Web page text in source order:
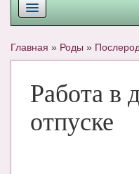
НОВОРОЖДЕННЫЙ
РАЗВИТИЕ
Главная » Роды »
Работа в
отпуске